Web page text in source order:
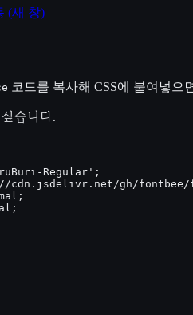
(새 창)
코드를 복사해 CSS에 붙여넣으
습니다.
Regular';
cdn.jsdelivr.net/gh/